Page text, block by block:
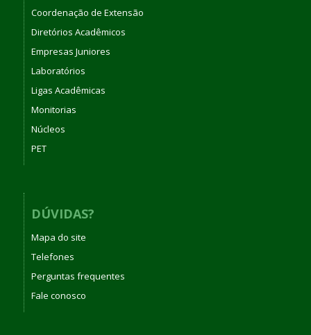
Coordenação de Extensão
Diretórios Acadêmicos
Empresas Juniores
Laboratórios
Ligas Acadêmicas
Monitorias
Núcleos
PET
DÚVIDAS?
Mapa do site
Telefones
Perguntas frequentes
Fale conosco